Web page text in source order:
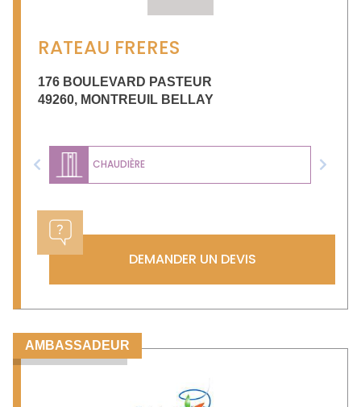
RATEAU FRERES
176 BOULEVARD PASTEUR
49260, MONTREUIL BELLAY
CHAUDIÈRE
Previous Next
DEMANDER UN DEVIS
AMBASSADEUR